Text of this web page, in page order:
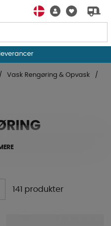
Vask Rengøring & Opvask
141 produkter